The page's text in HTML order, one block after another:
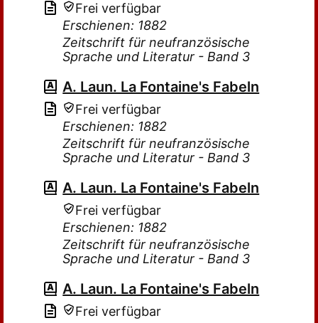
Frei verfügbar
Erschienen: 1882
Zeitschrift für neufranzösische
Sprache und Literatur - Band 3
A. Laun. La Fontaine's Fabeln
Frei verfügbar
Erschienen: 1882
Zeitschrift für neufranzösische
Sprache und Literatur - Band 3
A. Laun. La Fontaine's Fabeln
Frei verfügbar
Erschienen: 1882
Zeitschrift für neufranzösische
Sprache und Literatur - Band 3
A. Laun. La Fontaine's Fabeln
Frei verfügbar